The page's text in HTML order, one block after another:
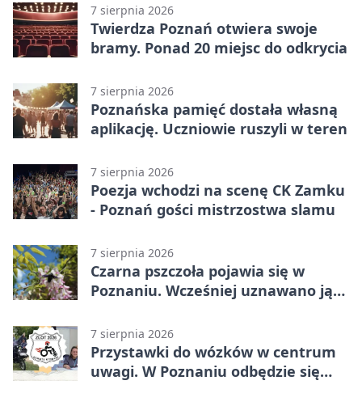
7 sierpnia 2026
Twierdza Poznań otwiera swoje
bramy. Ponad 20 miejsc do odkrycia
7 sierpnia 2026
Poznańska pamięć dostała własną
aplikację. Uczniowie ruszyli w teren
7 sierpnia 2026
Poezja wchodzi na scenę CK Zamku
- Poznań gości mistrzostwa slamu
7 sierpnia 2026
Czarna pszczoła pojawia się w
Poznaniu. Wcześniej uznawano ją
7 sierpnia 2026
Przystawki do wózków w centrum
uwagi. W Poznaniu odbędzie się